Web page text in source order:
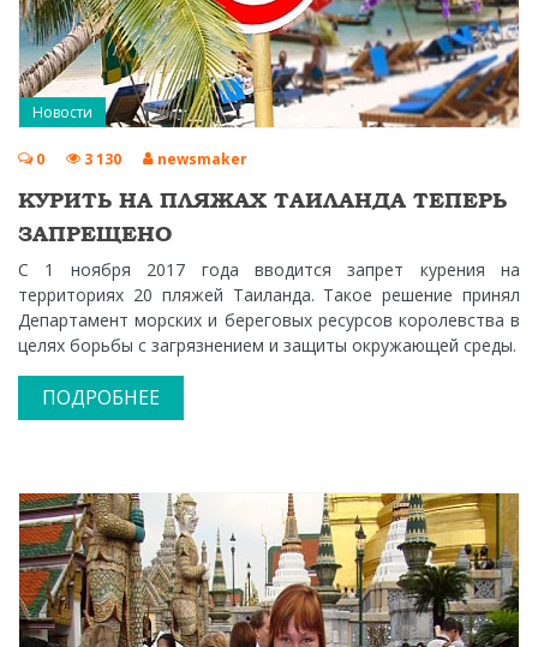
Новости
0 3 130 newsmaker
КУРИТЬ НА ПЛЯЖАХ ТАИЛАНДА ТЕПЕРЬ
ЗАПРЕЩЕНО
С 1 ноября 2017 года вводится запрет курения на
территориях 20 пляжей Таиланда. Такое решение принял
Департамент морских и береговых ресурсов королевства в
целях борьбы с загрязнением и защиты окружающей среды.
ПОДРОБНЕЕ